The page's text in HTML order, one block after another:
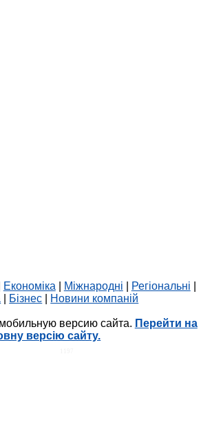
Економіка Міжнародні Регіональні
Бізнес Новини компаній
версию сайта. Перейти на
версію сайту.